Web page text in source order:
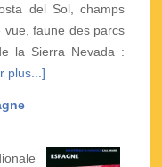
del Sol, champs
vue, faune des parcs
la Sierra Nevada :
plus...]